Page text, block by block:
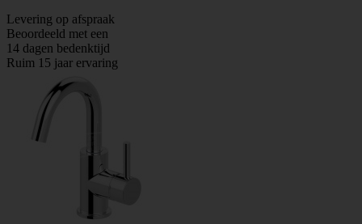
Levering op afspraak
Beoordeeld met een
14 dagen bedenktijd
Ruim 15 jaar ervaring